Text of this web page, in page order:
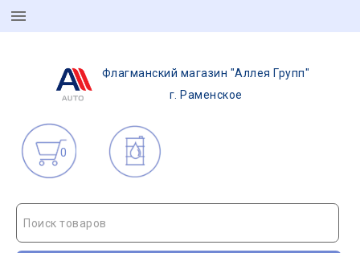
Флагманский магазин "Аллея Групп"
г. Раменское
0
Поиск товаров